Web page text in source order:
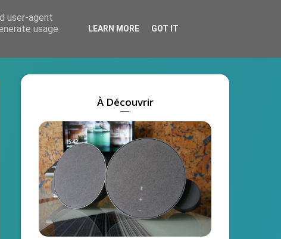
Actus Marques On recrute !
À Découvrir
user-agent
usage
LEARN MORE GOT IT